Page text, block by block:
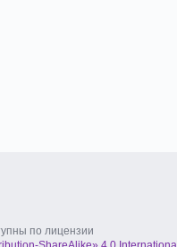
по лицензии